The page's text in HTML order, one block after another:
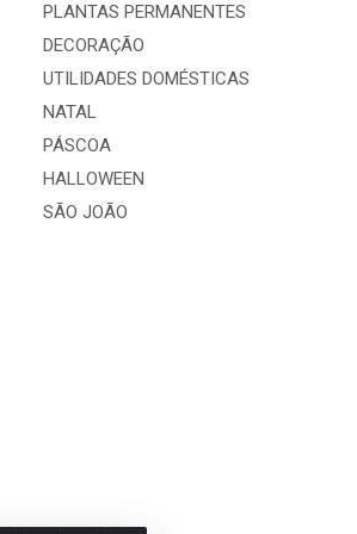
PLANTAS PERMANENTES
DECORAÇÃO
UTILIDADES DOMÉSTICAS
NATAL
PÁSCOA
HALLOWEEN
SÃO JOÃO